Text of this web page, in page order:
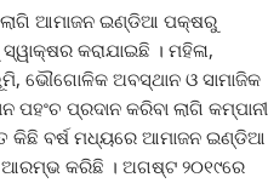
ଲାଗି ଆମାଜନ ଇଣ୍ଡିଆ ପକ୍ଷରୁ
କରାଯାଇଛି । ମହିଳା,
ଭୌଗୋଳିକ ଅବସ୍ଥାନ ଓ ସାମାଜିକ
ପ୍ରଦାନ କରିବା ଲାଗି କମ୍ପାନୀ
କିଛି ବର୍ଷ ମଧ୍ୟରେ ଆମାଜନ ଇଣ୍ଡିଆ
ଆରମ୍ଭ କରିଛି । ଅଗଷ୍ଟ ୨୦୧୯ରେ